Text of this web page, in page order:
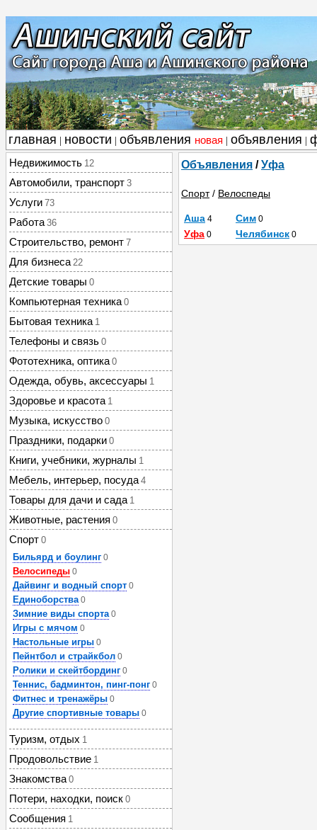
главная новости объявления новая объявления
Недвижимость 12
Автомобили, транспорт 3
Услуги 73
Работа 36
Строительство, ремонт 7
Для бизнеса 22
Детские товары 0
Компьютерная техника 0
Бытовая техника 1
Телефоны и связь 0
Фототехника, оптика 0
Одежда, обувь, аксессуары 1
Здоровье и красота 1
Музыка, искусство 0
Праздники, подарки 0
Книги, учебники, журналы 1
Мебель, интерьер, посуда 4
Товары для дачи и сада 1
Животные, растения 0
Спорт 0
Бильярд и боулинг 0
Велосипеды 0
Дайвинг и водный спорт 0
Единоборства 0
Зимние виды спорта 0
Игры с мячом 0
Настольные игры 0
Пейнтбол и страйкбол 0
Ролики и скейтбординг 0
Теннис, бадминтон, пинг-понг 0
Фитнес и тренажёры 0
Другие спортивные товары 0
Туризм, отдых 1
Продовольствие 1
Знакомства 0
Потери, находки, поиск 0
Сообщения 1
Объявления /Уфа
Спорт/ Велоспеды
Аша 4 Сим 0
Уфа 0 Челябинск 0